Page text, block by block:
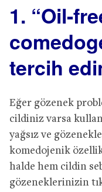
1. “Oil-
tercih
Eğer gözenek
cildiniz varsa
yağsız ve
komedojenik
halde hem cildin
gözeneklerinizin